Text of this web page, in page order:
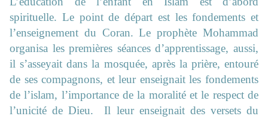
spirituelle. Le point de départ est les fondements et
l’enseignement du Coran. Le prophète Mohammad
organisa les premières séances d’apprentissage, aussi,
il s’asseyait dans la mosquée, après la prière, entouré
de ses compagnons, et leur enseignait les fondements
de l’islam, l’importance de la moralité et le respect de
l’unicité de Dieu. Il leur enseignait des versets du